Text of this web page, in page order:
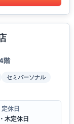
階
セミパーソナル
定休日
木定休日